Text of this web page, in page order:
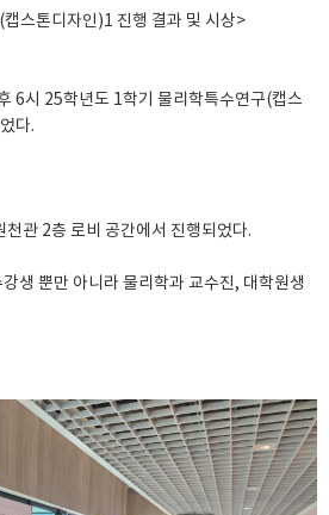
스톤디자인)1 진행 결과 및 시상>
6시 25학년도 1학기 물리학특수연구(캡스
다.
천관 2층 로비 공간에서 진행되었다.
생 뿐만 아니라 물리학과 교수진, 대학원생